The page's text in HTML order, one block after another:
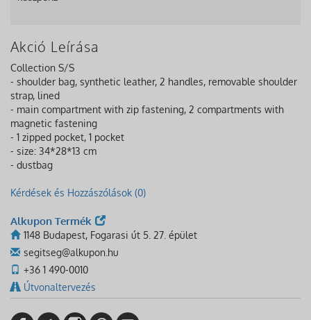
Akció Leírása
Collection S/S
- shoulder bag, synthetic leather, 2 handles, removable shoulder
strap, lined
- main compartment with zip fastening, 2 compartments with
magnetic fastening
- 1 zipped pocket, 1 pocket
- size: 34*28*13 cm
- dustbag
Kérdések és Hozzászólások (0)
Alkupon Termék
1148 Budapest, Fogarasi út 5. 27. épület
segitseg@alkupon.hu
+36 1 490-0010
Útvonaltervezés